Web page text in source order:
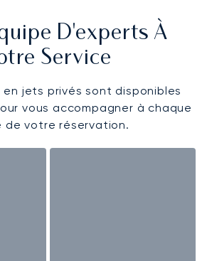
D'experts À
Service
en jets privés sont disponibles
vous accompagner à chaque
de votre réservation.